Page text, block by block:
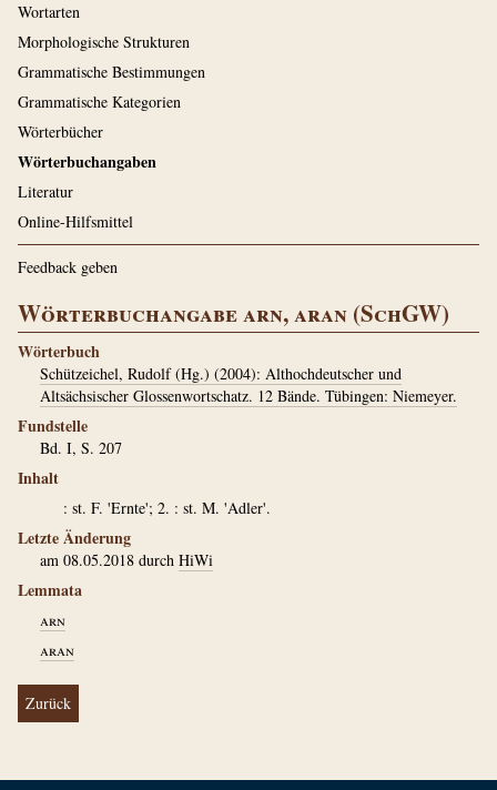
Wortarten
Morphologische Strukturen
Grammatische Bestimmungen
Grammatische Kategorien
Wörterbücher
Wörterbuchangaben
Literatur
Online-Hilfsmittel
Feedback geben
Wörterbuchangabe arn, aran (SchGW)
Wörterbuch
Schützeichel, Rudolf (Hg.) (2004): Althochdeutscher und
Altsächsischer Glossenwortschatz. 12 Bände. Tübingen: Niemeyer.
Fundstelle
Bd. I, S. 207
Inhalt
: st. F. 'Ernte'; 2. : st. M. 'Adler'.
Letzte Änderung
am 08.05.2018 durch HiWi
Lemmata
arn
aran
Zurück